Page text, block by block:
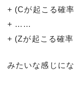
+ (Cが起こる確
+ ……
+ (Zが起こる確
みたいな感じにな